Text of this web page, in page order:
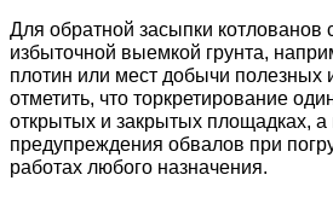
Для обратной засыпки котлованов
избыточной выемкой грунта,
плотин или мест добычи
отметить, что торкретирование
открытых и закрытых площадках, а
предупреждения обвалов при
работах любого назначения.